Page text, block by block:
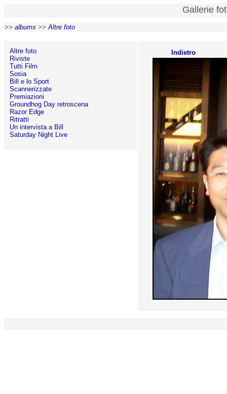
Gallerie
>> albums >>Altre foto
Altre foto
Riviste
Tutti Film
Sosia
Bill e lo Sport
Scannerizzate
Premiazioni
Groundhog Day retroscena
Razor Edge
Ritratti
Un intervista a Bill
Saturday Night Live
Indietro